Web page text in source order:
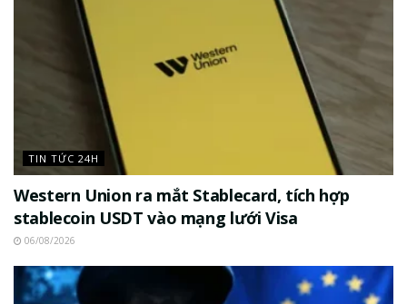
TIN TỨC 24H
Western Union ra mắt Stablecard, tích hợp
stablecoin USDT vào mạng lưới Visa
06/08/2026